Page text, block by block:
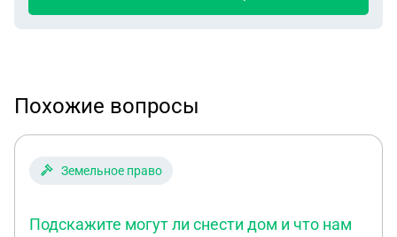
Похожие вопросы
Земельное право
Подскажите могут ли снести дом и что нам